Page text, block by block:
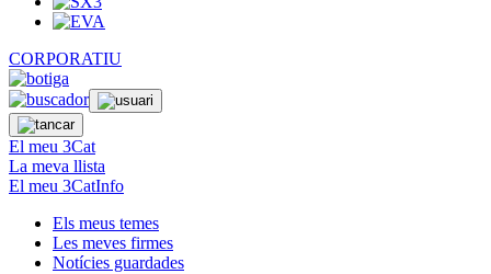
CORPORATIU
El meu 3Cat
La meva llista
El meu 3CatInfo
Els meus temes
Les meves firmes
Notícies guardades